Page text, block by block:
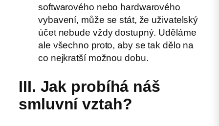
softwarového nebo hardwarového
vybavení, může se stát, že uživatelský
účet nebude vždy dostupný. Uděláme
ale všechno proto, aby se tak dělo na
co nejkratší možnou dobu.
III. Jak probíhá náš
smluvní vztah?